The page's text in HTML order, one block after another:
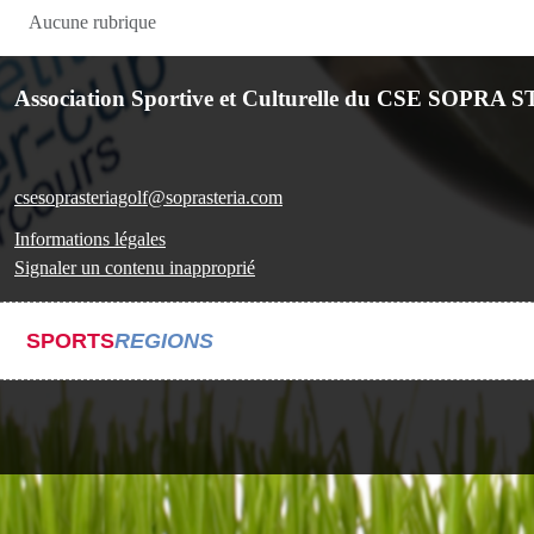
Aucune rubrique
Association Sportive et Culturelle du CSE SOPRA
csesoprasteriagolf@soprasteria.com
Informations légales
Signaler un contenu inapproprié
SPORTSREGIONS